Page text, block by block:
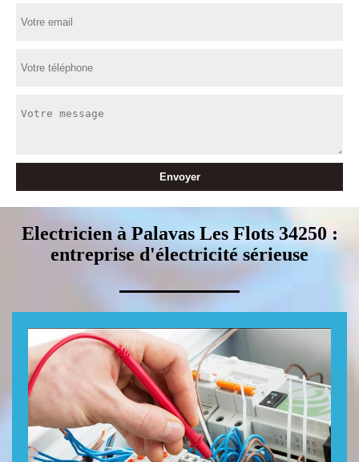
Electricien à Palavas Les Flots 34250 :
entreprise d'électricité sérieuse